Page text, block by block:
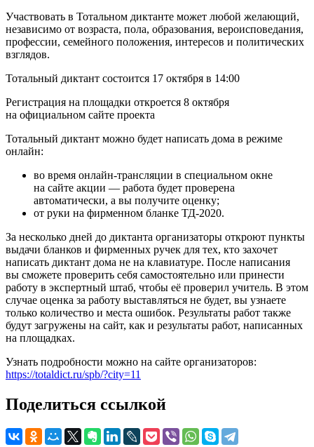
Участвовать в Тотальном диктанте может любой желающий,
независимо от возраста, пола, образования, вероисповедания,
профессии, семейного положения, интересов и политических
взглядов.
Тотальный диктант состоится 17 октября в 14:00
Регистрация на площадки откроется 8 октября
на официальном сайте проекта
Тотальный диктант можно будет написать дома в режиме
онлайн:
во время онлайн-трансляции в специальном окне
на сайте акции — работа будет проверена
автоматически, а вы получите оценку;
от руки на фирменном бланке ТД-2020.
За несколько дней до диктанта организаторы откроют пункты
выдачи бланков и фирменных ручек для тех, кто захочет
написать диктант дома не на клавиатуре. После написания
вы сможете проверить себя самостоятельно или принести
работу в экспертный штаб, чтобы её проверил учитель. В этом
случае оценка за работу выставляться не будет, вы узнаете
только количество и места ошибок. Результаты работ также
будут загружены на сайт, как и результаты работ, написанных
на площадках.
Узнать подробности можно на сайте организаторов:
https://totaldict.ru/spb/?city=11
Поделиться ссылкой